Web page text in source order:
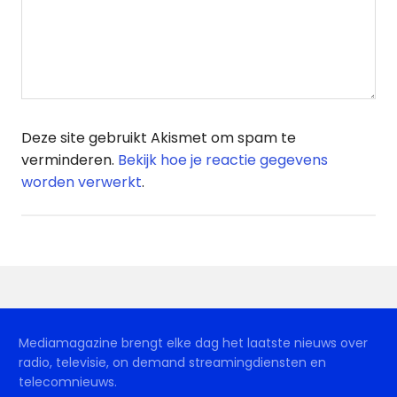
Deze site gebruikt Akismet om spam te
verminderen. Bekijk hoe je reactie gegevens
worden verwerkt.
Mediamagazine brengt elke dag het laatste nieuws over
radio, televisie, on demand streamingdiensten en
telecomnieuws.